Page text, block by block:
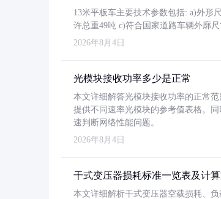
13米平板车主要技术参数包括: a)外形
许总重49吨 c)符合国家道路车辆外廓
2026年8月4日
光模块接收功率多少是正常
本文详细解答光模块接收功率的正常
提供不同速率光模块的参考值表格。
速判断网络性能问题。
2026年8月4日
干式变压器损耗标准一览表及计
本文详细解析干式变压器空载损耗、